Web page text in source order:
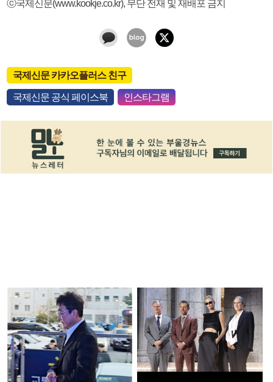
ⓒ국제신문(www.kookje.co.kr), 무단 전재 및 재배포 금지
국제신문 카카오플러스 친구
국제신문 공식 페이스북 인스타그램